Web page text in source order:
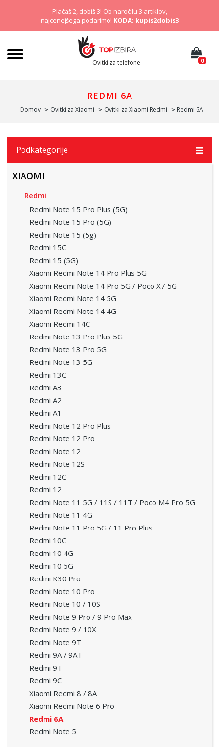
Plačaš 2, dobiš 3! Ob naročilu 3 artiklov,
najcenejšega podarimo! KODA: kupis2dobis3
Ovitki za telefone 0
REDMI 6A
Domov Ovitki za Xiaomi Ovitki za Xiaomi Redmi Redmi 6A
Podkategorije
XIAOMI
Redmi
Redmi Note 15 Pro Plus (5G)
Redmi Note 15 Pro (5G)
Redmi Note 15 (5g)
Redmi 15C
Redmi 15 (5G)
Xiaomi Redmi Note 14 Pro Plus 5G
Xiaomi Redmi Note 14 Pro 5G / Poco X7 5G
Xiaomi Redmi Note 14 5G
Xiaomi Redmi Note 14 4G
Xiaomi Redmi 14C
Redmi Note 13 Pro Plus 5G
Redmi Note 13 Pro 5G
Redmi Note 13 5G
Redmi 13C
Redmi A3
Redmi A2
Redmi A1
Redmi Note 12 Pro Plus
Redmi Note 12 Pro
Redmi Note 12
Redmi Note 12S
Redmi 12C
Redmi 12
Redmi Note 11 5G / 11S / 11T / Poco M4 Pro 5G
Redmi Note 11 4G
Redmi Note 11 Pro 5G / 11 Pro Plus
Redmi 10C
Redmi 10 4G
Redmi 10 5G
Redmi K30 Pro
Redmi Note 10 Pro
Redmi Note 10 / 10S
Redmi Note 9 Pro / 9 Pro Max
Redmi Note 9 / 10X
Redmi Note 9T
Redmi 9A / 9AT
Redmi 9T
Redmi 9C
Xiaomi Redmi 8 / 8A
Xiaomi Redmi Note 6 Pro
Redmi 6A
Redmi Note 5